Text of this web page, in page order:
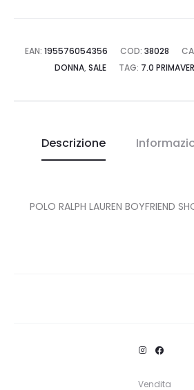
EAN: 195576054356 COD: 38028
DONNA, SALE TAG: 7.0
Descrizione
POLO RALPH LAUREN BOYFRIEND
Vendita